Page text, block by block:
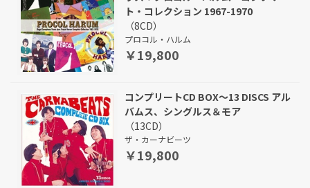
ト・コレクション 1967-1970
（8CD）
プロコル・ハルム
￥19,800
コンプリートCD BOX～13 DISCS アル
バムス、シングルス＆モア
（13CD）
ザ・カーナビーツ
￥19,800